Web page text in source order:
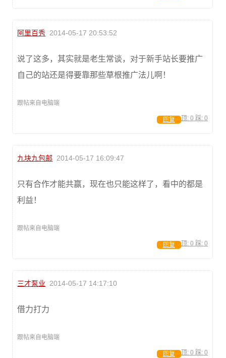
阿里百秀 2014-05-17 20:53:52
说了这多，其实就是老生常谈，对于新手站长要推广
自己的站还是得要靠那些草根推广法儿啊！
跟帖来自电脑端
顶: 0 踩: 0
回复
九块九包邮 2014-05-17 16:09:47
只有合作才能共赢，现在也只能这样了，看中的都是
利益！
跟帖来自电脑端
顶: 0 踩: 0
回复
三才泵业 2014-05-17 14:17:10
借力打力
跟帖来自电脑端
顶: 0 踩: 0
回复